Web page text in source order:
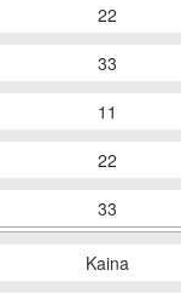
22
33
11
22
33
Kaina